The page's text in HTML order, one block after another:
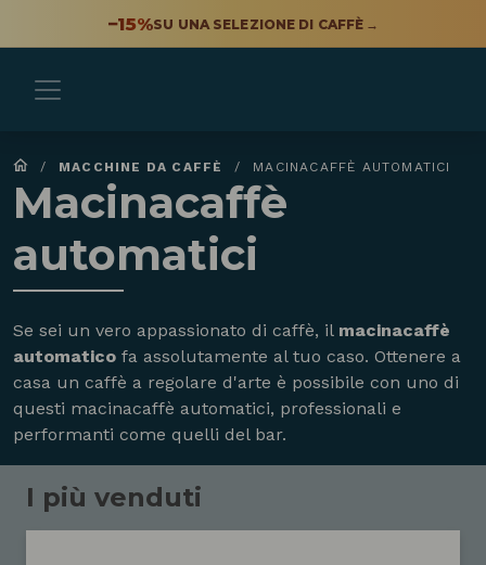
−15%SU UNA SELEZIONE DI CAFFÈ →
/ MACCHINE DA CAFFÈ / MACINACAFFÈ AUTOMATICI
Macinacaffè
automatici
Se sei un vero appassionato di caffè, il macinacaffè
automatico fa assolutamente al tuo caso. Ottenere a
casa un caffè a regolare d'arte è possibile con uno di
questi macinacaffè automatici, professionali e
performanti come quelli del bar.
I più venduti